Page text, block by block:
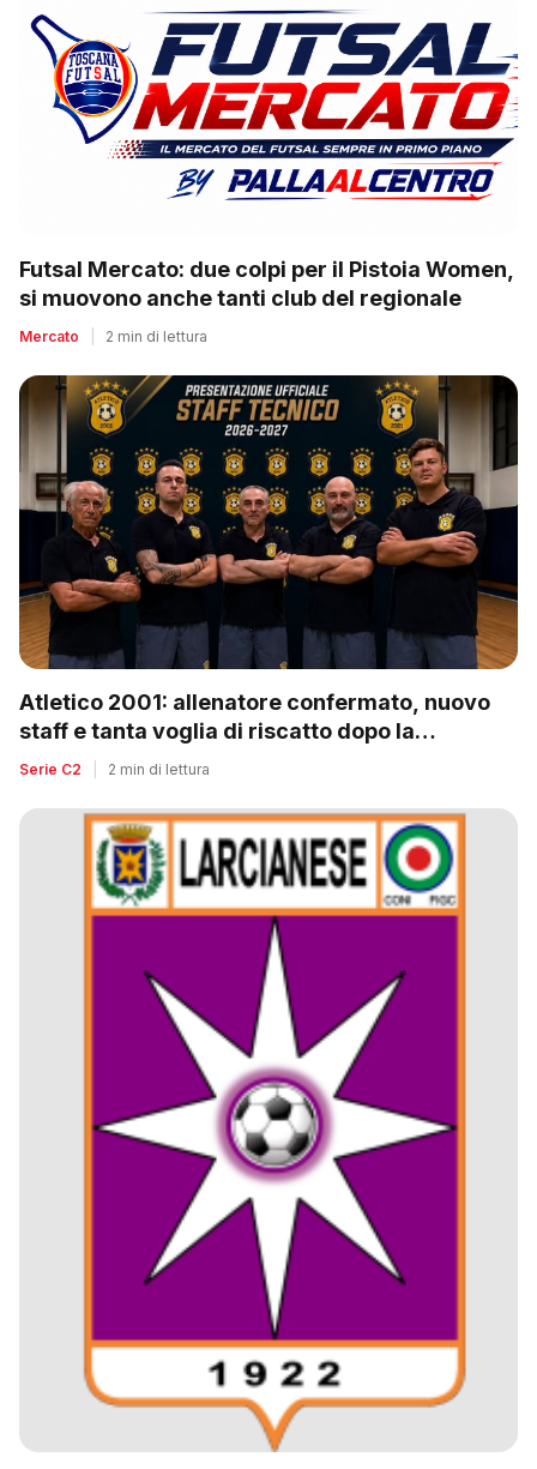
Futsal Mercato: due colpi per il Pistoia Women,
si muovono anche tanti club del regionale
Mercato 2 min di lettura
Atletico 2001: allenatore confermato, nuovo
staff e tanta voglia di riscatto dopo la
retrocessione
Serie C2 2 min di lettura